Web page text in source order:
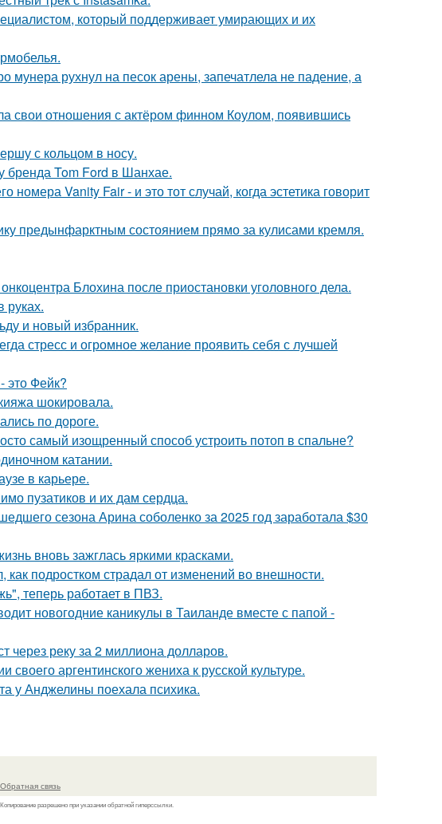
который поддерживает умирающих и их
мунера рухнул на песок арены, запечатлела не падение, а
свои отношения с актёром финном Коулом, появившись
с кольцом в носу.
бренда Tom Ford в Шанхае.
номера Vanity Fair - и это тот случай, когда эстетика говорит
предынфарктным состоянием прямо за кулисами кремля.
Блохина после приостановки уголовного дела.
руках.
и новый избранник.
стресс и огромное желание проявить себя с лучшей
это Фейк?
шокировала.
по дороге.
самый изощренный способ устроить потоп в спальне?
катании.
в карьере.
пузатиков и их дам сердца.
сезона Арина соболенко за 2025 год заработала $30
вновь зажглась яркими красками.
подростком страдал от изменений во внешности.
теперь работает в ПВЗ.
новогодние каникулы в Таиланде вместе с папой -
через реку за 2 миллиона долларов.
аргентинского жениха к русской культуре.
у Анджелины поехала психика.
Обратная связь
Копирование разрешено при указании обратной гиперссылки.